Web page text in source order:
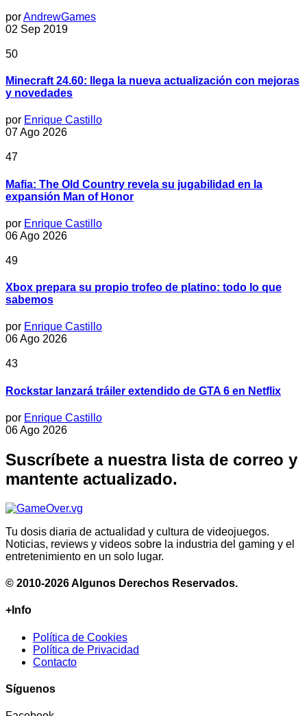
porAndrewGames
02 Sep 2019
50
Minecraft 24.60: llega la nueva actualización con mejoras
y novedades
por Enrique Castillo
07 Ago 2026
47
Mafia: The Old Country revela su jugabilidad en la
expansión Man of Honor
por Enrique Castillo
06 Ago 2026
49
Xbox prepara su propio trofeo de platino: todo lo que
sabemos
por Enrique Castillo
06 Ago 2026
43
Rockstar lanzará tráiler extendido de GTA 6 en Netflix
por Enrique Castillo
06 Ago 2026
Suscríbete a nuestra lista de correo y
mantente actualizado.
Tu dosis diaria de actualidad y cultura de videojuegos.
Noticias, reviews y videos sobre la industria del gaming y el
entretenimiento en un solo lugar.
© 2010-2026 Algunos Derechos Reservados.
+Info
Política de Cookies
Política de Privacidad
Contacto
Síguenos